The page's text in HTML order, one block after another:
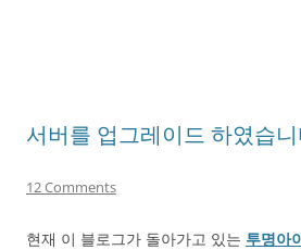
서버를 업그레이드 하였습
12 Comments
현재 이 블로그가 돌아가고 있는 투명아